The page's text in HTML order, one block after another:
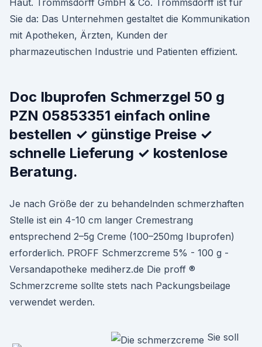
Haut. Trommsdorff GmbH & Co. Trommsdorff ist für
Sie da: Das Unternehmen gestaltet die Kommunikation
mit Apotheken, Ärzten, Kunden der
pharmazeutischen Industrie und Patienten effizient.
Doc Ibuprofen Schmerzgel 50 g
PZN 05853351 einfach online
bestellen ✓ günstige Preise ✓
schnelle Lieferung ✓ kostenlose
Beratung.
Je nach Größe der zu behandelnden schmerzhaften
Stelle ist ein 4-10 cm langer Cremestrang
entsprechend 2–5g Creme (100–250mg Ibuprofen)
erforderlich. PROFF Schmerzcreme 5% - 100 g -
Versandapotheke mediherz.de Die proff ®
Schmerzcreme sollte stets nach Packungsbeilage
verwendet werden.
Sie soll